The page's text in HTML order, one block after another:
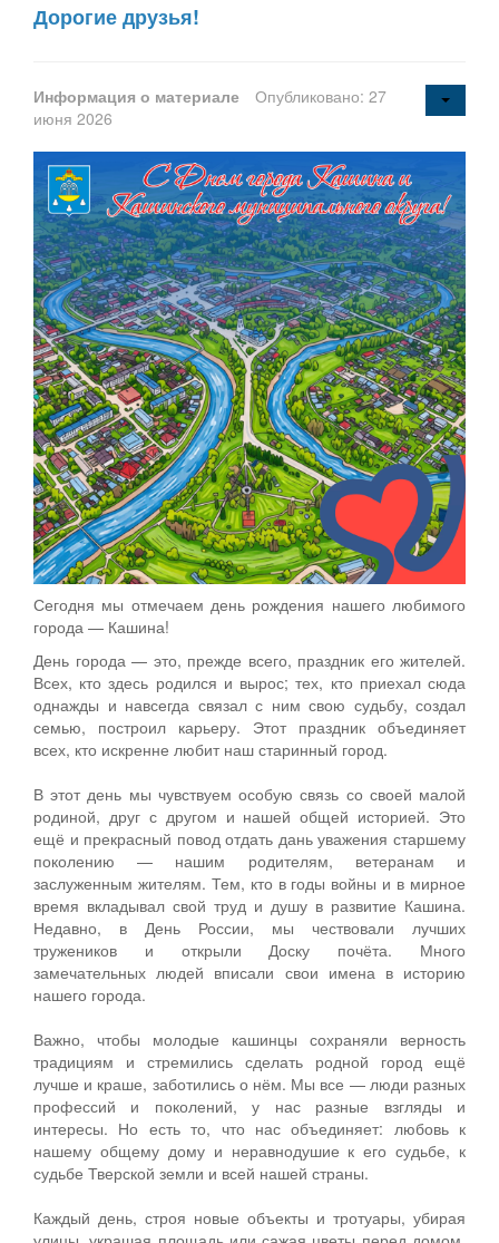
Дорогие друзья!
Информация о материале
Опубликовано: 27
июня 2026
Сегодня мы отмечаем день рождения нашего любимого
города — Кашина!
День города — это, прежде всего, праздник его жителей.
Всех, кто здесь родился и вырос; тех, кто приехал сюда
однажды и навсегда связал с ним свою судьбу, создал
семью, построил карьеру. Этот праздник объединяет
всех, кто искренне любит наш старинный город.
В этот день мы чувствуем особую связь со своей малой
родиной, друг с другом и нашей общей историей. Это
ещё и прекрасный повод отдать дань уважения старшему
поколению — нашим родителям, ветеранам и
заслуженным жителям. Тем, кто в годы войны и в мирное
время вкладывал свой труд и душу в развитие Кашина.
Недавно, в День России, мы чествовали лучших
тружеников и открыли Доску почёта. Много
замечательных людей вписали свои имена в историю
нашего города.
Важно, чтобы молодые кашинцы сохраняли верность
традициям и стремились сделать родной город ещё
лучше и краше, заботились о нём. Мы все — люди разных
профессий и поколений, у нас разные взгляды и
интересы. Но есть то, что нас объединяет: любовь к
нашему общему дому и неравнодушие к его судьбе, к
судьбе Тверской земли и всей нашей страны.
Каждый день, строя новые объекты и тротуары, убирая